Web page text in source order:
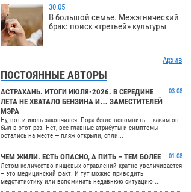
30.05
В большой семье. Межэтнический
брак: поиск «третьей» культуры
Архив
ПОСТОЯННЫЕ АВТОРЫ
АСТРАХАНЬ. ИТОГИ ИЮЛЯ-2026. В СЕРЕДИНЕ
ЛЕТА НЕ ХВАТАЛО БЕНЗИНА И… ЗАМЕСТИТЕЛЕЙ
МЭРА
03.08
Ну, вот и июль закончился. Пора бегло вспомнить — каким он
был в этот раз. Нет, все главные атрибуты и симптомы
остались на месте — пляж открыли, спли...
ЧЕМ ЖИЛИ. ЕСТЬ ОПАСНО, А ПИТЬ – ТЕМ БОЛЕЕ
01.08
Летом количество пищевых отравлений кратно увеличивается
– это медицинский факт. И тут можно приводить
медстатистику или вспоминать недавнюю ситуацию ...